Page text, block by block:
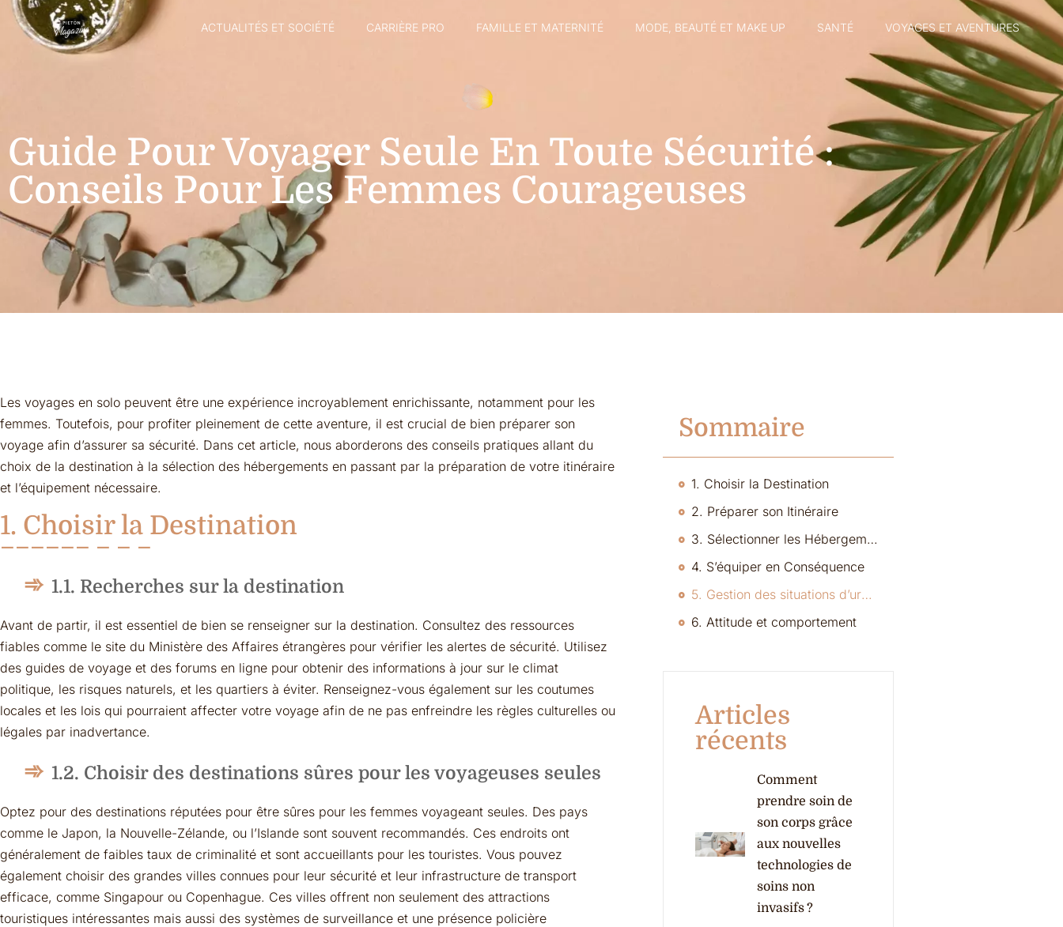
ACTUALITÉS ET SOCIÉTÉ CARRIÈRE PRO FAMILLE ET MATERNITÉ MODE, BEAUTÉ ET MAKE UP SANTÉ VOYAGES ET AVENTURES
Guide Pour Voyager Seule En Toute Sécurité :
Conseils Pour Les Femmes Courageuses
Les voyages en solo peuvent être une expérience incroyablement enrichissante, notamment pour les
femmes. Toutefois, pour profiter pleinement de cette aventure, il est crucial de bien préparer son
voyage afin d’assurer sa sécurité. Dans cet article, nous aborderons des conseils pratiques allant du
choix de la destination à la sélection des hébergements en passant par la préparation de votre itinéraire
et l’équipement nécessaire.
1. Choisir la Destination
1.1. Recherches sur la destination
Avant de partir, il est essentiel de bien se renseigner sur la destination. Consultez des ressources
fiables comme le site du Ministère des Affaires étrangères pour vérifier les alertes de sécurité. Utilisez
des guides de voyage et des forums en ligne pour obtenir des informations à jour sur le climat
politique, les risques naturels, et les quartiers à éviter. Renseignez-vous également sur les coutumes
locales et les lois qui pourraient affecter votre voyage afin de ne pas enfreindre les règles culturelles ou
légales par inadvertance.
1.2. Choisir des destinations sûres pour les voyageuses seules
Optez pour des destinations réputées pour être sûres pour les femmes voyageant seules. Des pays
comme le Japon, la Nouvelle-Zélande, ou l’Islande sont souvent recommandés. Ces endroits ont
généralement de faibles taux de criminalité et sont accueillants pour les touristes. Vous pouvez
également choisir des grandes villes connues pour leur sécurité et leur infrastructure de transport
efficace, comme Singapour ou Copenhague. Ces villes offrent non seulement des attractions
touristiques intéressantes mais aussi des systèmes de surveillance et une présence policière
Sommaire
1. Choisir la Destination
2. Préparer son Itinéraire
3. Sélectionner les Hébergements
4. S’équiper en Conséquence
5. Gestion des situations d’urgence
6. Attitude et comportement
Articles
récents
Comment
prendre soin de
son corps grâce
aux nouvelles
technologies de
soins non
invasifs ?